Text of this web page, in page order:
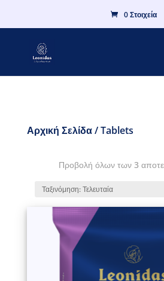
0 Στοιχεία
Αρχική Σελίδα/ Tablets
Προβολή όλων των 3